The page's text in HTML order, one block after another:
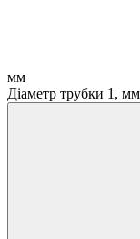
мм
Діаметр трубки 1, мм